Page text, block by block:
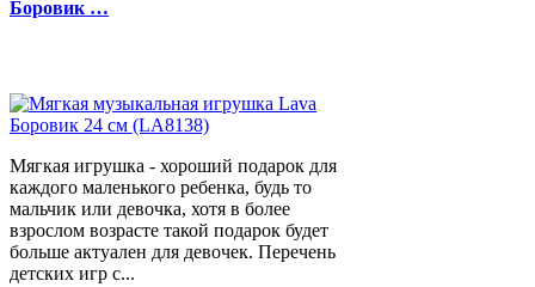
Боровик …
Мягкая игрушка - хороший подарок для
каждого маленького ребенка, будь то
мальчик или девочка, хотя в более
взрослом возрасте такой подарок будет
больше актуален для девочек. Перечень
детских игр с...